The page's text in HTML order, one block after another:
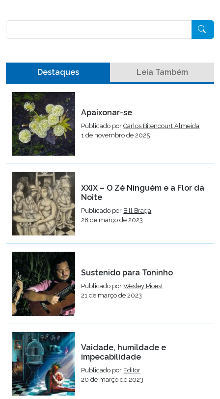
Destaques Leia Também
Apaixonar-se
Publicado porCarlos Bitencourt Almeida
1 de novembro de 2025
XXIX – O Zé Ninguém e a Flor da
Noite
Publicado por Bill Braga
28 de março de 2023
Sustenido para Toninho
Publicado porWesley Pioest
21 de março de 2023
Vaidade, humildade e
impecabilidade
Publicado por Editor
20 de março de 2023